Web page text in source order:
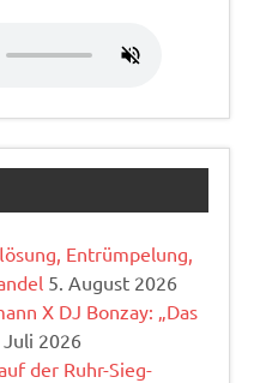
Entrümpelung,
5. August 2026
X DJ Bonzay: „Das
Juli 2026
der Ruhr-Sieg-